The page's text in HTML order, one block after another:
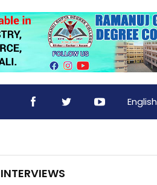
English
INTERVIEWS